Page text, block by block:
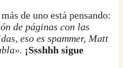
de uno está pensando:
de páginas con las
eso es spammer, Matt
¡Ssshhh sigue